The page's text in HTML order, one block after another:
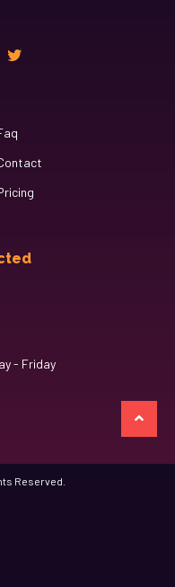
- Friday
Reserved.